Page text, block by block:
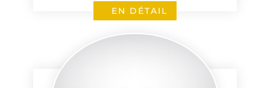
EN DÉTAIL